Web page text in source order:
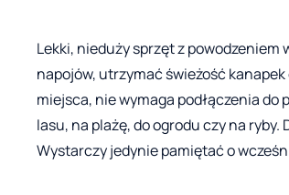
Lekki, nieduży sprzęt z
napojów, utrzymać świeżość
miejsca, nie wymaga podłączenia do
lasu, na plażę, do ogrodu czy na
Wystarczy jedynie pamiętać o